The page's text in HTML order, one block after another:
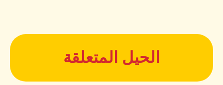
الحيل المتعلقة